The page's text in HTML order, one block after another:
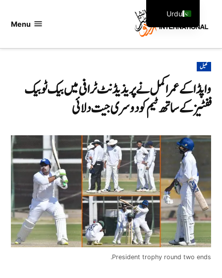
Menu
POSTED
IN
کھیل
واپڈا کے عمر اکمل نے پریذیڈنٹ ٹرافی میں بیک ٹو بیک
ففٹیز کے ساتھ ٹیم کو دوسری جیت دلائی
President trophy round two ends.
Urdu
English